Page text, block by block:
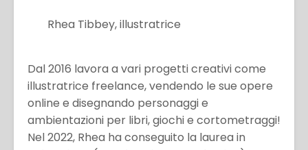
Rhea Tibbey, illustratrice
Dal 2016 lavora a vari progetti creativi come
illustratrice freelance, vendendo le sue opere
online e disegnando personaggi e
ambientazioni per libri, giochi e cortometraggi!
Nel 2022, Rhea ha conseguito la laurea in